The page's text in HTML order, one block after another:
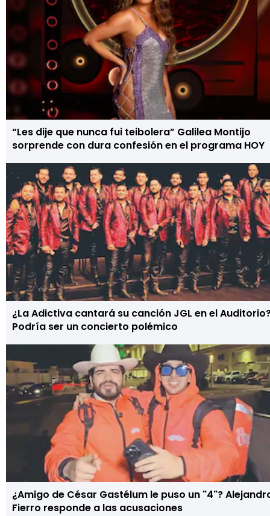
“Les dije que nunca fui teibolera” Galilea Montijo
sorprende con dura confesión en el programa HOY
¿La Adictiva cantará su canción JGL en el
Podría ser un concierto polémico
¿Amigo de César Gastélum le puso un "4"?
Fierro responde a las acusaciones